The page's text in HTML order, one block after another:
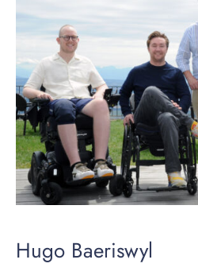
Hugo Baeriswyl